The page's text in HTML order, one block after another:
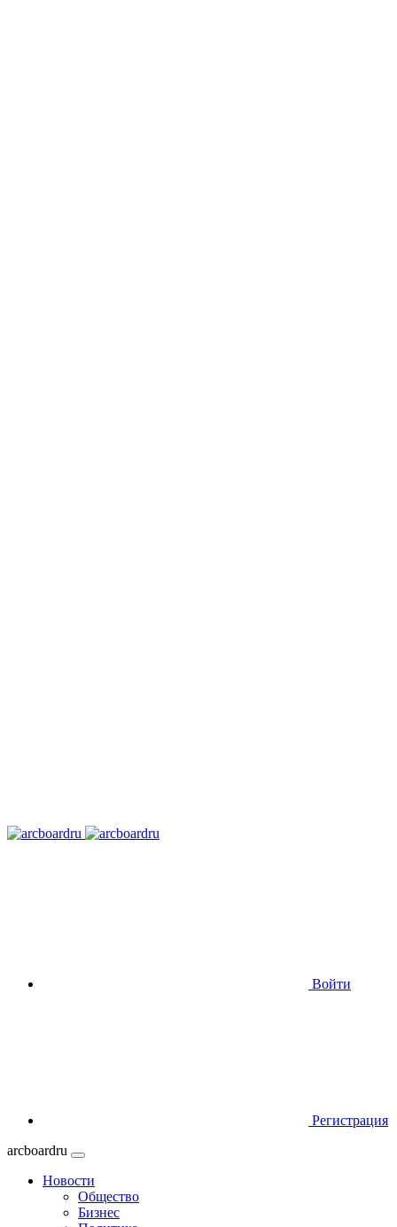
Войти
Регистрация
arcboardru
Новости
Общество
Бизнес